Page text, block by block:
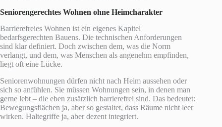
Seniorengerechtes Wohnen ohne Heimcharakter
Barrierefreies Wohnen ist ein eigenes Kapitel
bedarfsgerechten Bauens. Die technischen Anforderungen
sind klar definiert. Doch zwischen dem, was die Norm
verlangt, und dem, was Menschen als angenehm empfinden,
liegt oft eine Lücke.
Seniorenwohnungen dürfen nicht nach Heim aussehen oder
sich so anfühlen. Sie müssen Wohnungen sein, in denen man
gerne lebt – die eben zusätzlich barrierefrei sind. Das bedeutet:
Bewegungsflächen ja, aber so gestaltet, dass Räume nicht leer
wirken. Haltegriffe ja, aber dezent integriert.